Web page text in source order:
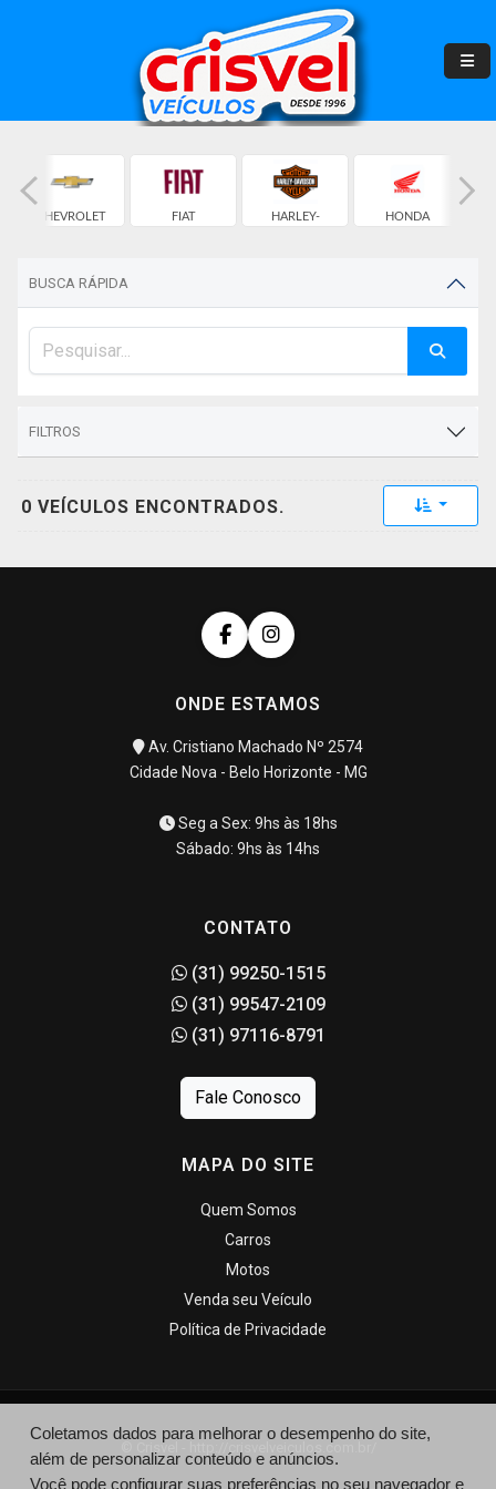
CHEVROLET FIAT HARLEY- HONDA
BUSCA RÁPIDA
FILTROS
0 VEÍCULOS ENCONTRADOS. Toggle
ONDE ESTAMOS
Av. Cristiano Machado Nº 2574
Cidade Nova - Belo Horizonte - MG
Seg a Sex: 9hs às 18hs
Sábado: 9hs às 14hs
CONTATO
(31) 99250-1515
(31) 99547-2109
(31) 97116-8791
Fale Conosco
MAPA DO SITE
Quem Somos
Carros
Motos
Venda seu Veículo
Política de Privacidade
© Crisvel - http://crisvelveiculos.com.br/
Coletamos dados para melhorar o desempenho do site,
além de personalizar conteúdo e anúncios.
Você pode configurar suas preferências no seu navegador e